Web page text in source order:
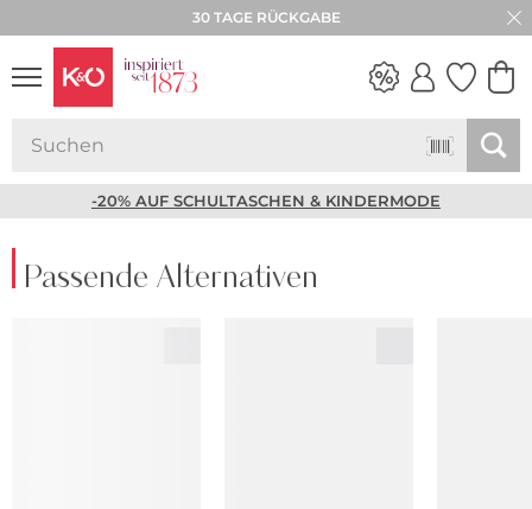
30 TAGE RÜCKGABE
-20% AUF SCHULTASCHEN & KINDERMODE
Passende Alternativen